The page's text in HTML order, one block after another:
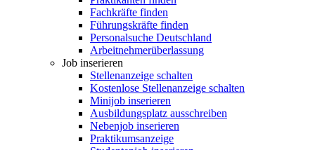
Fachkräfte finden
Führungskräfte finden
Personalsuche Deutschland
Arbeitnehmerüberlassung
Job inserieren
Stellenanzeige schalten
Kostenlose Stellenanzeige schalten
Minijob inserieren
Ausbildungsplatz ausschreiben
Nebenjob inserieren
Praktikumsanzeige